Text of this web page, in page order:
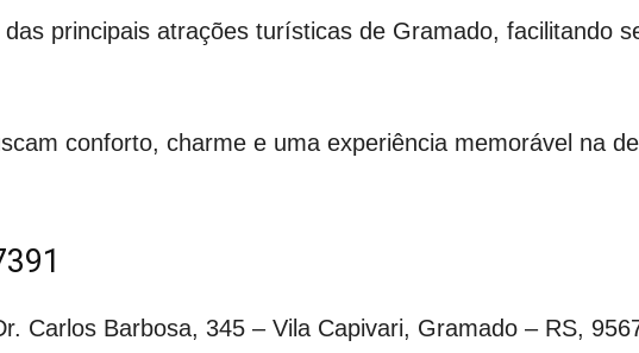
principais atrações turísticas de Gramado, facilitando
conforto, charme e uma experiência memorável na
Carlos Barbosa, 345 – Vila Capivari, Gramado – RS,